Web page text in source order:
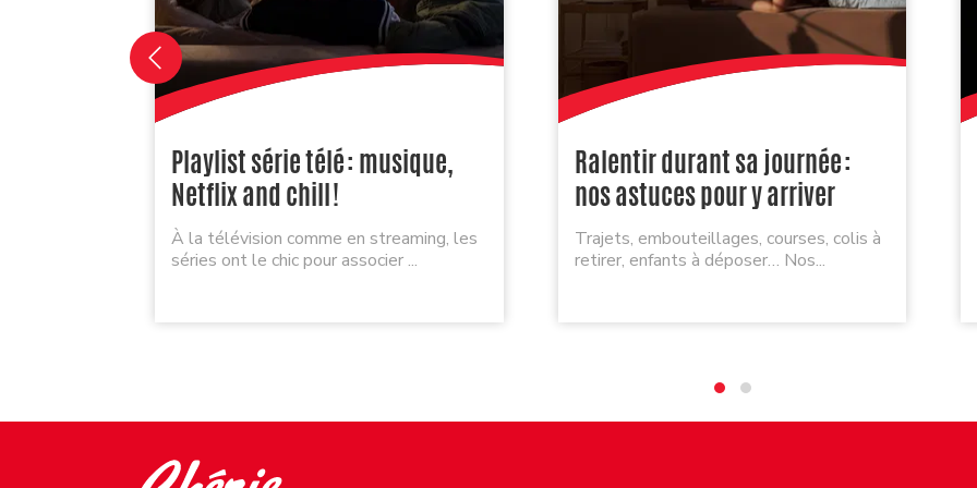
Playlist série télé : musique,
Netflix and chill !
À la télévision comme en streaming, les
séries ont le chic pour associer ...
Ralentir durant sa journée :
nos astuces pour y arriver
Trajets, embouteillages, courses, colis à
retirer, enfants à déposer… Nos...